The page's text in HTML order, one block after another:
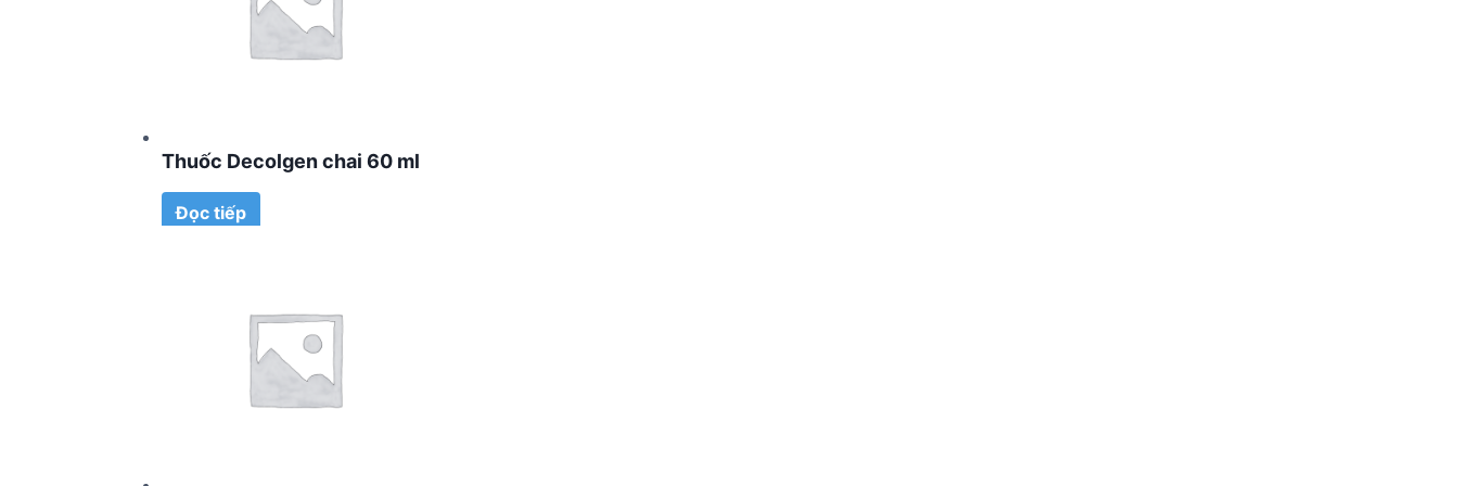
Thuốc Decolgen chai 60 ml
Đọc tiếp